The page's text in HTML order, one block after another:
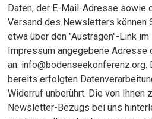
Daten, der E-Mail-Adresse sowie
Versand des Newsletters können
etwa über den "Austragen"-Link
Impressum angegebene Adresse
an:
bereits erfolgten
Widerruf unberührt. Die von Ihnen
Newsletter-Bezugs bei uns